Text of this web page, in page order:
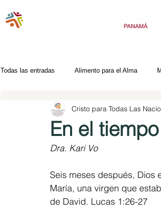
Todas las entradas Alimento para el Alma
En el
Cristo para Todas Las
Dra. Kari Vo
Seis meses después, Dios
María, una virgen que
de David. Lucas 1:26-27